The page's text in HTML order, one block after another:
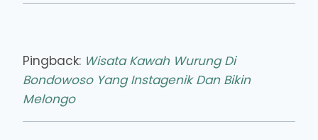
Pingback: Wisata Kawah Wurung Di
Bondowoso Yang Instagenik Dan Bikin
Melongo